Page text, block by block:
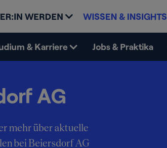
WERDEN WISSEN & INSIGHTS
& Karriere Jobs & Praktika
AG
mehr über aktuelle
bei Beiersdorf AG